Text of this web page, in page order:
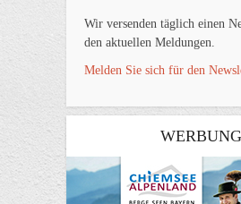
Wir versenden täglich einen
den aktuellen Meldungen.
Melden Sie sich für den
WERBUNG